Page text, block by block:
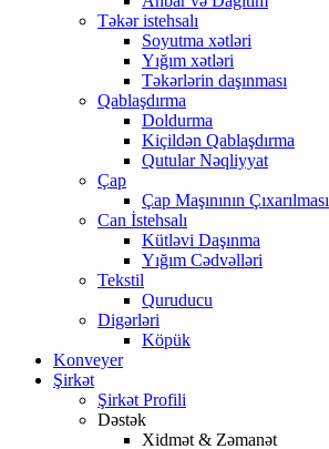
Təkər istehsalı
Soyutma xətləri
Yığım xətləri
Təkərlərin daşınması
Qablaşdırma
Doldurma
Kiçildən Qablaşdırma
Qutular Nəqliyyat
Çap
Çap Maşınının Çıxarılması
Can İstehsalı
Kütləvi Daşınma
Yığım Cədvəlləri
Tekstil
Quruducu
Digərləri
Köpük
Konveyer
Şirkət
Şirkət Profili
Dəstək
Xidmət & Zəmanət